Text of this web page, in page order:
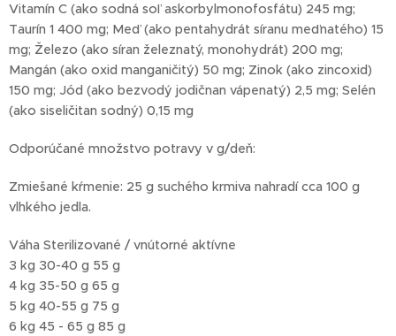
Vitamín C (ako sodná soľ askorbylmonofosfátu) 245 mg;
Taurín 1 400 mg; Meď (ako pentahydrát síranu meďnatého) 15
mg; Železo (ako síran železnatý, monohydrát) 200 mg;
Mangán (ako oxid manganičitý) 50 mg; Zinok (ako zincoxid)
150 mg; Jód (ako bezvodý jodičnan vápenatý) 2,5 mg; Selén
(ako siseličitan sodný) 0,15 mg
Odporúčané množstvo potravy v g/deň:
Zmiešané kŕmenie: 25 g suchého krmiva nahradí cca 100 g
vlhkého jedla.
Váha Sterilizované / vnútorné aktívne
3 kg 30-40 g 55 g
4 kg 35-50 g 65 g
5 kg 40-55 g 75 g
6 kg 45 - 65 g 85 g